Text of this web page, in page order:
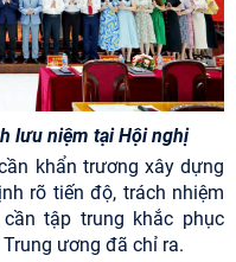
lưu niệm tại Hội nghị
khẩn trương xây dựng
rõ tiến độ, trách nhiệm
tập trung khắc phục
ương đã chỉ ra.